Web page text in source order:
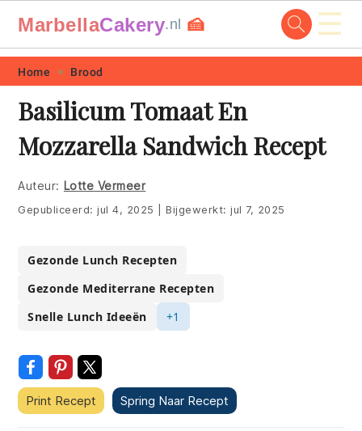
Skip
primary
navigation
Skip
main
content
Skip
primary
sidebar
Skip
footer
MarbellaCakery.nl 🍰 ☰
Home Brood
Basilicum Tomaat En
Mozzarella Sandwich Recept
Auteur: Lotte Vermeer
Gepubliceerd:jul 4, 2025 Bijgewerkt:jul 7, 2025
Gezonde Lunch Recepten
Gezonde Mediterrane Recepten
Snelle Lunch Ideeën
+1
Print Recept Spring Naar Recept